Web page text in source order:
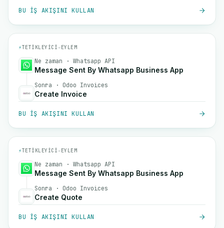
BU IŞ AKIŞINI KULLAN
⚡TETIKLEYICI→EYLEM
Ne zaman · Whatsapp API
Message Sent By Whatsapp Business App
Sonra · Odoo Invoices
Create Invoice
BU IŞ AKIŞINI KULLAN
⚡TETIKLEYICI→EYLEM
Ne zaman · Whatsapp API
Message Sent By Whatsapp Business App
Sonra · Odoo Invoices
Create Quote
BU IŞ AKIŞINI KULLAN